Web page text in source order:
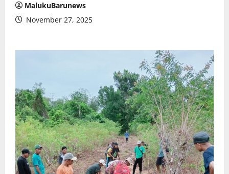
MalukuBarunews
November 27, 2025